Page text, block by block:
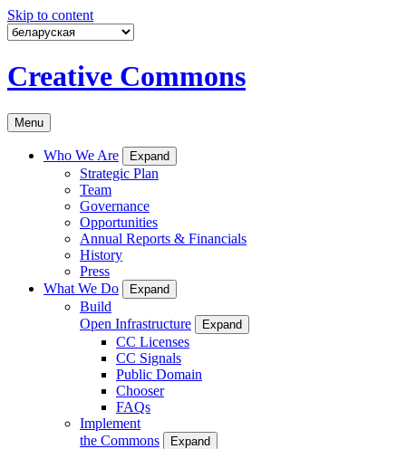
Skip to content
Creative Commons
Menu
Who We Are Expand
Strategic Plan
Team
Governance
Opportunities
Annual Reports & Financials
History
Press
What We Do
Expand
Build
Open Infrastructure
Expand
CC Licenses
CC Signals
Public Domain
Chooser
FAQs
Implement
the Commons
Expand